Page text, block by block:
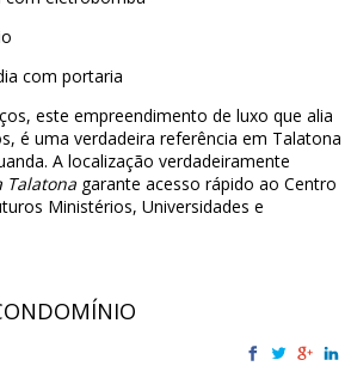
com portaria
este empreendimento de luxo que alia
é uma verdadeira referência em Talatona
A localização verdadeiramente
Talatona garante acesso rápido ao Centro
Ministérios, Universidades e